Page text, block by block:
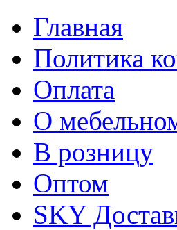
Главная
Политика
Оплата
О
В розницу
Оптом
SKY